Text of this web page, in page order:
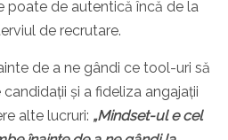
poate de autentică încă de la
de recrutare.
de a ne gândi ce tool-uri să
și a fideliza angajații
alte lucruri: „Mindset-ul e cel